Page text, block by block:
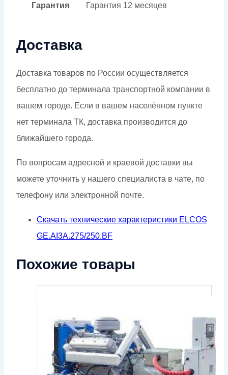
Гарантия Гарантия 12 месяцев
Доставка
Доставка товаров по России осуществляется
бесплатно до терминала транспортной компании в
вашем городе. Если в вашем населённом пункте
нет терминала ТК, доставка производится до
ближайшего города.
По вопросам адресной и краевой доставки вы
можете уточнить у нашего специалиста в чате, по
телефону или электронной почте.
Скачать технические характеристики ELCOS
GE.AI3A.275/250.BF
Похожие товары